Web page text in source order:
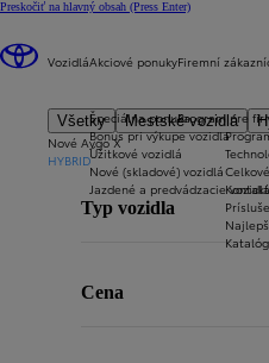
Preskočiť na hlavný obsah (Press Enter)
Vozidlá
Všetky Mestské vozidlá
Nové Aygo X
HYBRID
Akciové ponuky
Špeciálna ponuka
Bonus pri výkupe vozidla
Úžitkové vozidlá
Nové (skladové) vozidlá
Jazdené a predvádzacie vozidlá
Firemní
Program pre
Katalóg
Filter
Typ vozidla
Cena